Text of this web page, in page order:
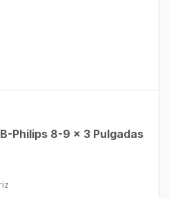
Philips 8-9 x 3 Pulgadas